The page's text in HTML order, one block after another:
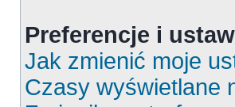
Preferencje i
Jak zmienić moje
Czasy wyświetlane